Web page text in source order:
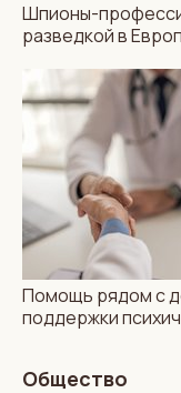
МИР НОВОСТИ
Шпионы-
признали MI6
разведкой в
Шпионы-
разведкой в
Помощь рядом с
поддержки
Общество